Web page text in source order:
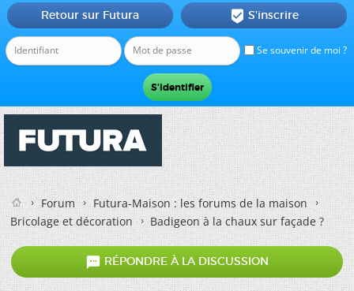
Se souvenir de moi ?
Retour sur Futura  S'inscrire
Forum
Futura-Maison : les forums de la maison
Bricolage et décoration
Badigeon à la chaux sur façade ?
 RÉPONDRE À LA DISCUSSION